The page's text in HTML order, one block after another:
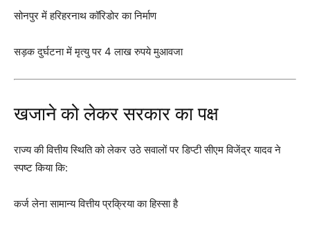
सोनपुर में हरिहरनाथ कॉरिडोर का निर्माण
सड़क दुर्घटना में मृत्यु पर 4 लाख रुपये मुआवजा
खजाने को लेकर सरकार का पक्ष
राज्य की वित्तीय स्थिति को लेकर उठे सवालों पर डिप्टी सीएम विजेंद्र यादव ने
स्पष्ट किया कि:
कर्ज लेना सामान्य वित्तीय प्रक्रिया का हिस्सा है